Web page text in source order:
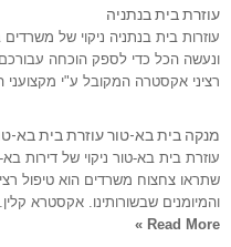
עוזרת בית בנתניה
עוזרות בית בנתניה ניקוי של
ונעשה הכל כדי לספק הוכחה עבורכם
רציני אקסטרה המקובל ע"י מקצועני
מנקה בית בא-טור עוזרת בית בא-
עוזרת בית בא-טור ניקוי של דירות
שתראו צחצוח משרדים הוא טיפול
והמיומנים שבשורותינו. אקסטרא
Read More »